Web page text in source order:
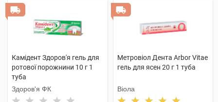
Камідент Здоров'я гель для
ротової порожнини 10 г 1
туба
Здоров'я ФК
Метровіол Дента Arbor Vitae
гель для ясен 20 г 1 туба
Віола